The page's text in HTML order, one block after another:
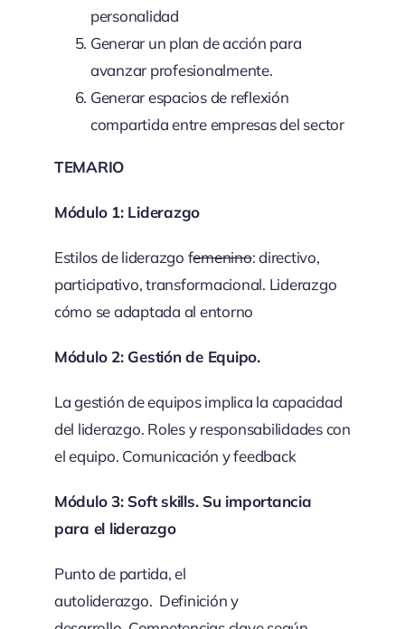
personalidad
Generar un plan de acción para
avanzar profesionalmente.
Generar espacios de reflexión
compartida entre empresas del sector
TEMARIO
Módulo 1: Liderazgo
Estilos de liderazgo femenino: directivo,
participativo, transformacional. Liderazgo
cómo se adaptada al entorno
Módulo 2: Gestión de Equipo.
La gestión de equipos implica la capacidad
del liderazgo. Roles y responsabilidades con
el equipo. Comunicación y feedback
Módulo 3: Soft skills. Su importancia
para el liderazgo
Punto de partida, el
autoliderazgo. Definición y